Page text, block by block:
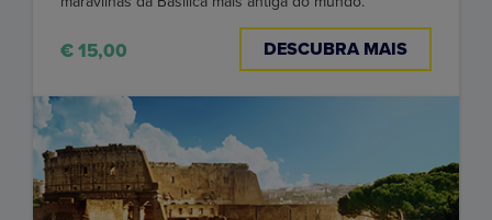
€ 15,00 DESCUBRA MAIS